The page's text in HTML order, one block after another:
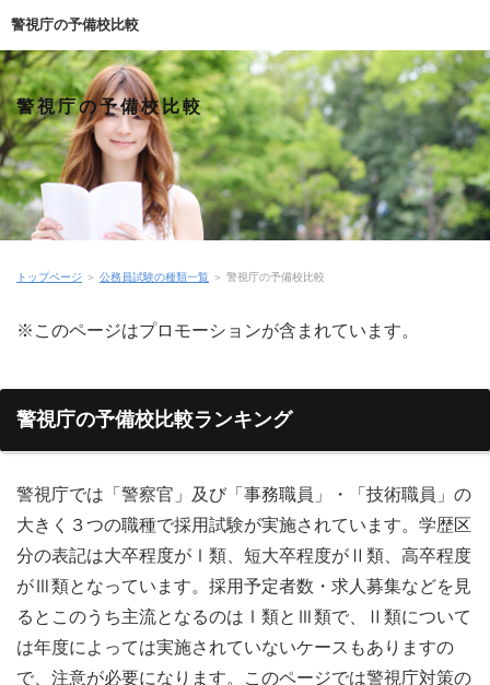
警視庁の予備校比較
警視庁の予備校比較
トップページ ＞ 公務員試験の種類一覧 ＞ 警視庁の予備校比較
※このページはプロモーションが含まれています。
警視庁の予備校比較ランキング
警視庁では「警察官」及び「事務職員」・「技術職員」の
大きく３つの職種で採用試験が実施されています。学歴区
分の表記は大卒程度がⅠ類、短大卒程度がⅡ類、高卒程度
がⅢ類となっています。採用予定者数・求人募集などを見
るとこのうち主流となるのはⅠ類とⅢ類で、Ⅱ類について
は年度によっては実施されていないケースもありますの
で、注意が必要になります。このページでは警視庁対策の